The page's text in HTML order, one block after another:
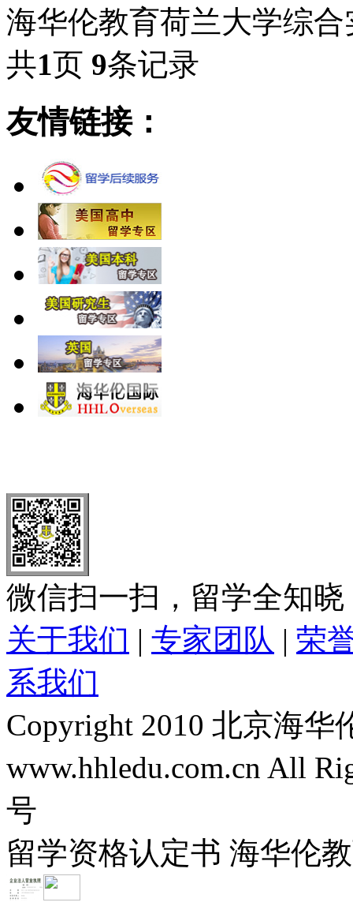
海华伦教育荷兰大学综
共1页 9条记录
友情链接：
微信扫一扫，留学全知晓
关于我们 | 专家团队 | 荣
系我们
Copyright 2010 北京海
www.hhledu.com.cn All
号
留学资格认定书 海华伦